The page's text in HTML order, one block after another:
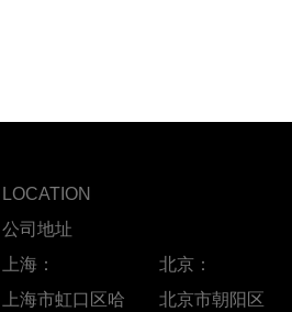
LOCATION
公司地址
上海：
上海市虹口区哈
北京：
北京市朝阳区